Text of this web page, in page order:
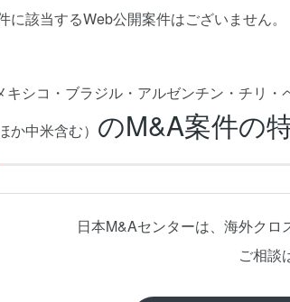
に該当するWeb公開案件はございません。
キシコ・ブラジル・アルゼンチン・チリ
か中米含む） のM&A案件の
日本M&Aセンターは、海外クロ
ご相談